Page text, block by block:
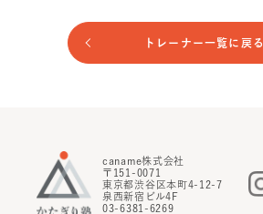
トレーナー一覧に戻る
caname株式会社
〒151-0071
東京都渋谷区本町4-12-7
泉西新宿ビル4F
03-6381-6269